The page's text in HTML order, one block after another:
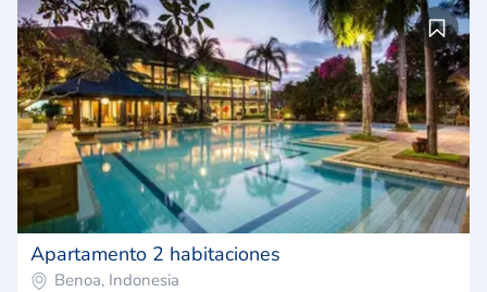
Apartamento 2 habitaciones
Benoa, Indonesia